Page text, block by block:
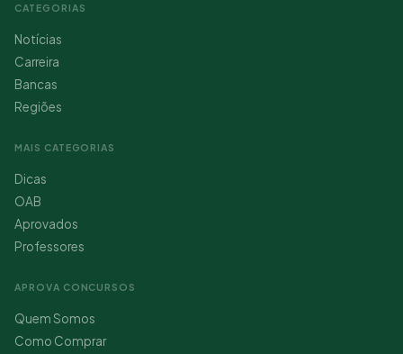
CATEGORIAS
Notícias
Carreira
Bancas
Regiões
MAIS CATEGORIAS
Dicas
OAB
Aprovados
Professores
APROVA CONCURSOS
Quem Somos
Como Comprar